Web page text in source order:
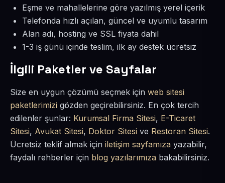
Eşme ve mahallelerine göre yazılmış yerel içerik
Telefonda hızlı açılan, güncel ve uyumlu tasarım
Alan adı, hosting ve SSL fiyata dahil
1-3 iş günü içinde teslim, ilk ay destek ücretsiz
İlgili Paketler ve Sayfalar
Size en uygun çözümü seçmek için web sitesi
paketlerimizi gözden geçirebilirsiniz. En çok tercih
edilenler şunlar: Kurumsal Firma Sitesi, E-Ticaret
Sitesi, Avukat Sitesi, Doktor Sitesi ve Restoran Sitesi.
Ücretsiz teklif almak için iletişim sayfamıza yazabilir,
faydalı rehberler için blog yazılarımıza bakabilirsiniz.